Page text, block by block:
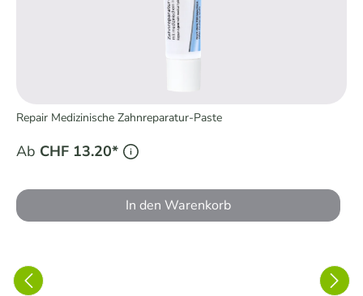
Repair Medizinische Zahnreparatur-Paste
Ab CHF 13.20*
In den Warenkorb